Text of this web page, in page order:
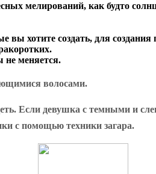
мелирований, как будто
вы хотите создать, для
не меняется.
волосами.
Если девушка с темными и
с помощью техники загара.